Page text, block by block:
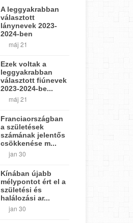
A leggyakrabban
választott
lánynevek 2023-
2024-ben
máj 21
Ezek voltak a
leggyakrabban
választott fiúnevek
2023-2024-be...
máj 21
Franciaországban
a születések
számának jelentős
csökkenése m...
jan 30
Kínában újabb
mélypontot ért el a
születési és
halálozási ar...
jan 30